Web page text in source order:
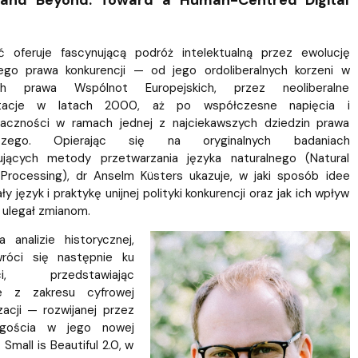
oferuje fascynującą podróż intelektualną przez ewolucję
prawa konkurencji — od jego ordoliberalnych korzeni w
prawa Wspólnot Europejskich, przez neoliberalne
w latach 2000, aż po współczesne napięcia i
w ramach jednej z najciekawszych dziedzin prawa
Opierając się na oryginalnych badaniach
metody przetwarzania języka naturalnego (Natural
dr Anselm Küsters ukazuje, w jaki sposób idee
język i praktykę unijnej polityki konkurencji oraz jak ich wpływ
zmianom.
analizie historycznej,
się następnie ku
przedstawiając
z zakresu cyfrowej
— rozwijanej przez
w jego nowej
is Beautiful 2.0, w